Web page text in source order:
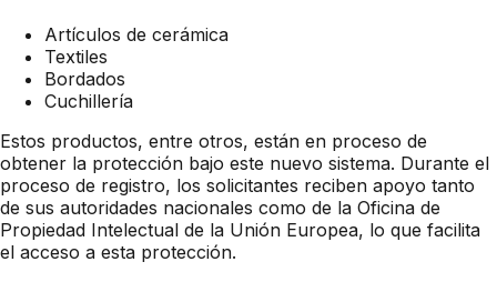
Artículos de cerámica
Textiles
Bordados
Cuchillería
Estos productos, entre otros, están en proceso de
obtener la protección bajo este nuevo sistema. Durante el
proceso de registro, los solicitantes reciben apoyo tanto
de sus autoridades nacionales como de la Oficina de
Propiedad Intelectual de la Unión Europea, lo que facilita
el acceso a esta protección.